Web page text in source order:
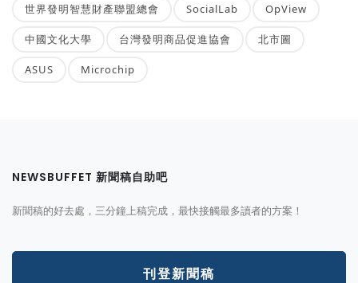
世界發明智慧財產聯盟總會 SocialLab OpView
中國文化大學 台灣發明商品促進協會 北市圖
ASUS Microchip
NEWSBUFFET 新聞稿自助吧
新聞稿的好去處，三分鐘上稿完成，最快接觸最多讀者的方案！
刊登新聞稿